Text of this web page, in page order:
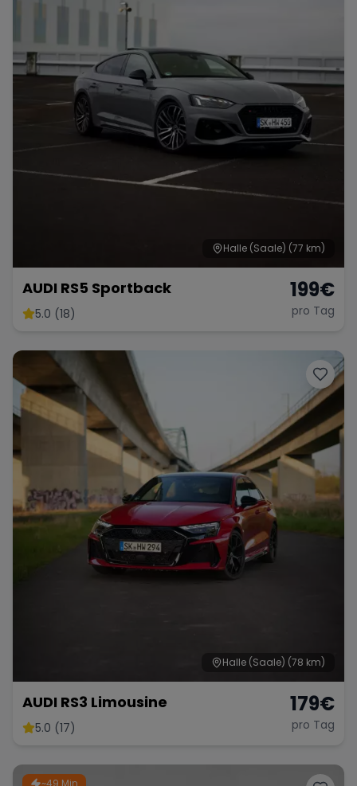
Halle (Saale) (77 km)
AUDI RS5 Sportback
5.0 (18)
199€
pro Tag
Halle (Saale) (78 km)
AUDI RS3 Limousine
5.0 (17)
179€
pro Tag
~49 Min